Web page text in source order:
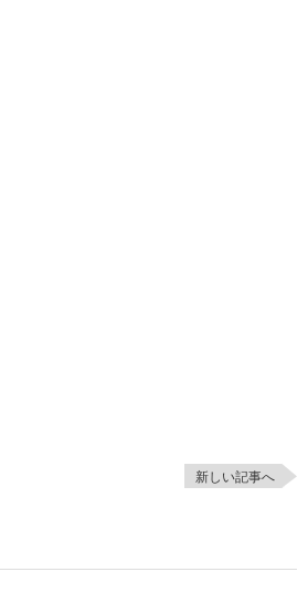
新しい記事へ